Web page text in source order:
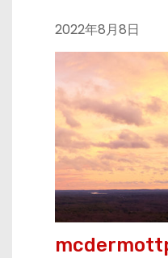
2022年8月8日